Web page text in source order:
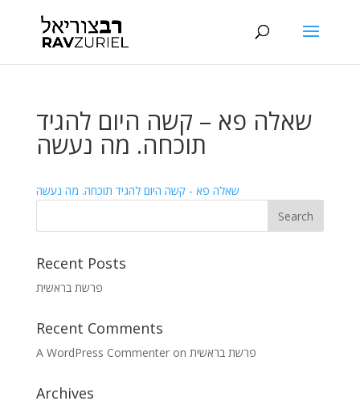
שאלה פא – קשה היום להגיד
תוכחה. מה נעשה
שאלה פא - קשה היום להגיד תוכחה. מה נעשה
Recent Posts
פרשת בראשית
Recent Comments
A WordPress Commenteron פרשת בראשית
Archives